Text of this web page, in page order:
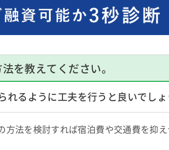
を教えてください。
れるように工夫を行うと良いでし
法を検討すれば宿泊費や交通費を抑